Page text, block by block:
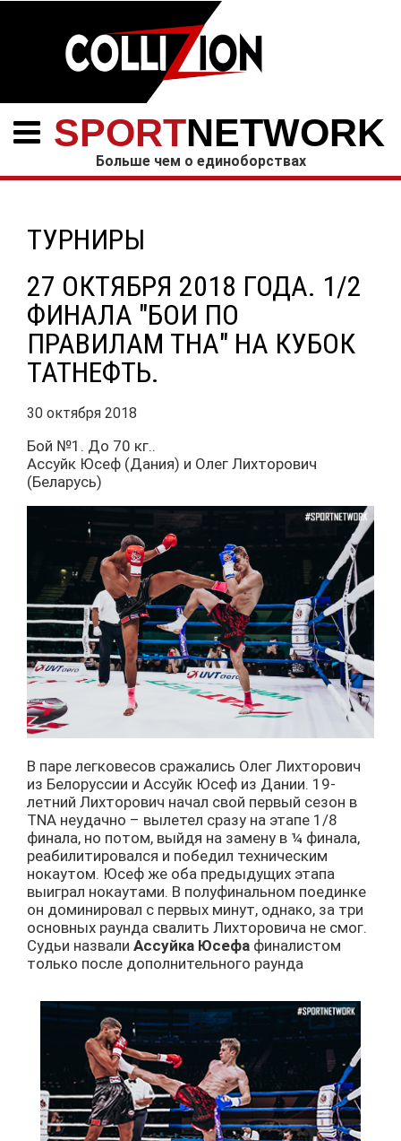
SPORTNETWORK
Больше чем о единоборствах
ТУРНИРЫ
27 ОКТЯБРЯ 2018 ГОДА. 1/2
ФИНАЛА "БОИ ПО
ПРАВИЛАМ ТНА" НА КУБОК
ТАТНЕФТЬ.
30 октября 2018
Бой №1. До 70 кг..
Ассуйк Юсеф (Дания) и Олег Лихторович
(Беларусь)
В паре легковесов сражались Олег Лихторович
из Белоруссии и Ассуйк Юсеф из Дании. 19-
летний Лихторович начал свой первый сезон в
TNA неудачно – вылетел сразу на этапе 1/8
финала, но потом, выйдя на замену в ¼ финала,
реабилитировался и победил техническим
нокаутом. Юсеф же оба предыдущих этапа
выиграл нокаутами. В полуфинальном поединке
он доминировал с первых минут, однако, за три
основных раунда свалить Лихторовича не смог.
Судьи назвали Ассуйка Юсефа финалистом
только после дополнительного раунда